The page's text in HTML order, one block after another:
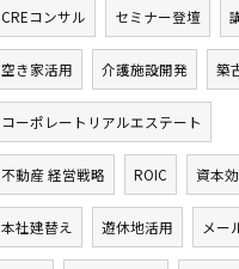
CREコンサル セミナー登壇
空き家活用 介護施設開発 築
コーポレートリアルエステート
不動産 経営戦略 ROIC 資本
本社建替え 遊休地活用 メー